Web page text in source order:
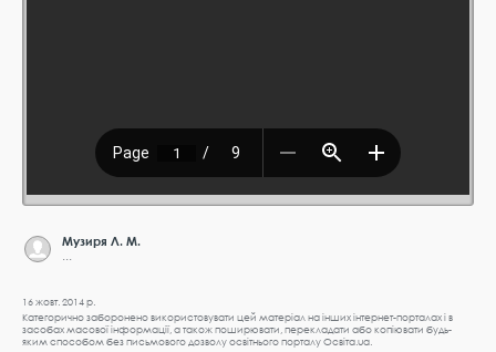
Музиря Л. М.
16 жовт. 2014 р.
Категорично заборонено використовувати цей матеріал на інших інтернет-порталах і в
засобах масової інформації, а також поширювати, перекладати або копіювати будь-
яким способом без письмового дозволу освітнього порталу Освіта.ua.